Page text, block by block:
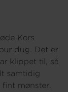
Kors
dug. Det er
klippet til, så
samtidig
mønster.